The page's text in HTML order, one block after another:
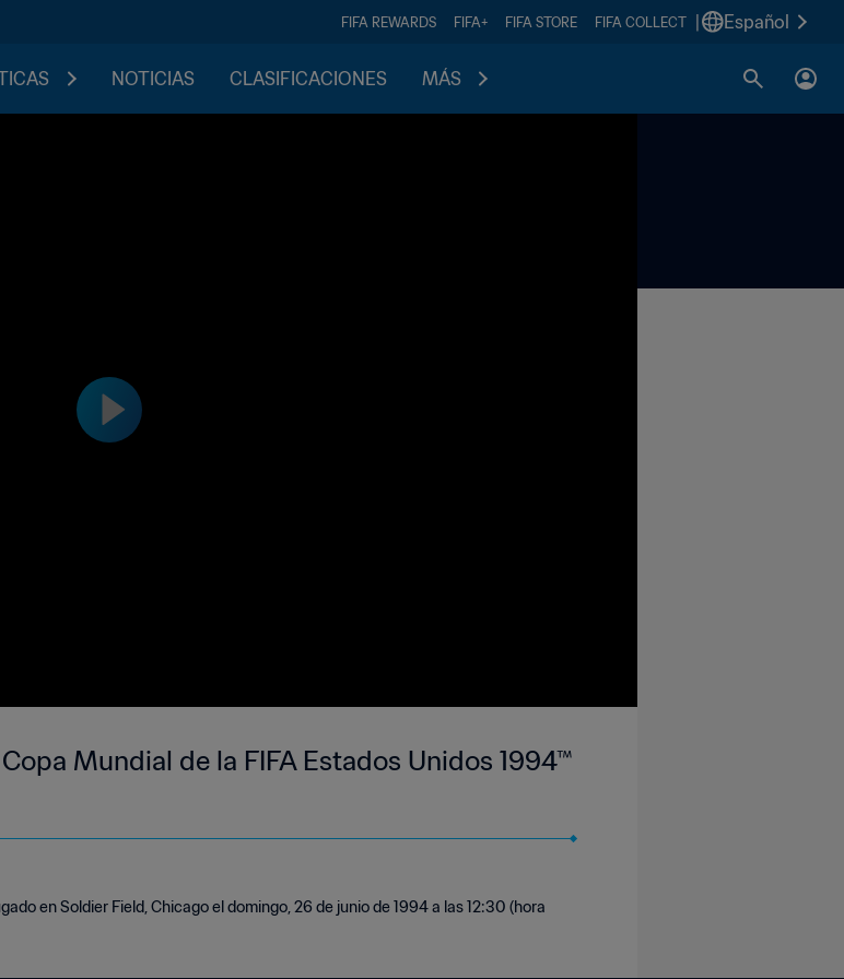
FIFA REWARDS FIFA+ FIFA STORE FIFA COLLECT Español
NOTICIAS CLASIFICACIONES MÁS
Mundial de la FIFA Estados Unidos 1994™
en Soldier Field, Chicago el domingo, 26 de junio de 1994 a las 12:30 (hora